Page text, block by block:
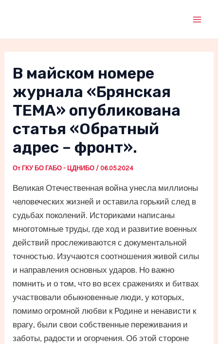
В майском номере
журнала «Брянская
ТЕМА» опубликована
статья «Обратный
адрес – фронт».
От ГКУ БО ГАБО - ЦДНИБО / 06.05.2024
Великая Отечественная война унесла миллионы
человеческих жизней и оставила горький след в
судьбах поколений. Историками написаны
многотомные труды, где ход и развитие военных
действий прослеживаются с документальной
точностью. Изучаются соотношения живой силы
и направления основных ударов. Но важно
помнить и о том, что во всех сражениях и битвах
участвовали обыкновенные люди, у которых,
помимо огромной любви к Родине и ненависти к
врагу, были свои собственные переживания и
заботы, радости и огорчения. Об этой стороне